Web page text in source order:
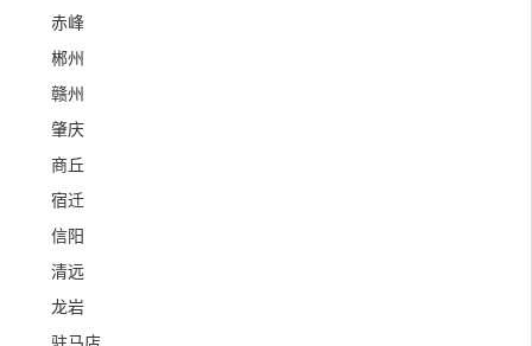
赤峰
郴州
赣州
肇庆
商丘
宿迁
信阳
清远
龙岩
驻马店